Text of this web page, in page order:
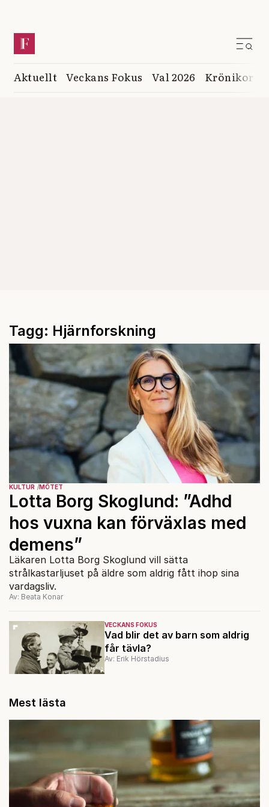
Aktuellt Veckans Fokus Val 2026 Krönikor
Tagg: Hjärnforskning
VECKANS FOKUS
Vad blir det av barn som aldrig
får tävla?
Av: Erik Hörstadius
KULTUR MÖTET
Lotta Borg Skoglund: ”Adhd
hos vuxna kan förväxlas med
demens”
Läkaren Lotta Borg Skoglund vill sätta
strålkastarljuset på äldre som aldrig fått ihop sina
vardagsliv.
Av: Beata Konar
Mest lästa